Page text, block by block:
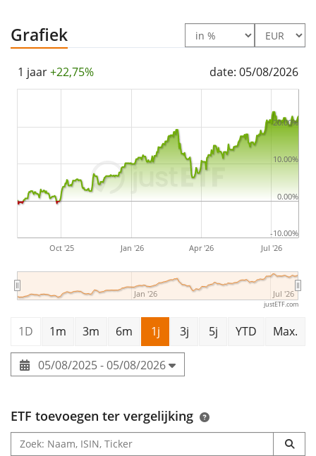
full replication(buying all the
index constituents). The dividends in the ETF are
The UBS SPI® ESG ETF CHF acc is a very large ETF with
. The ETF was
launched on 23 februari 2021and is
domiciled in
Grafiek
1 jaar+22,75% date: 05/08/2026
Oct '25 Jan '26 Apr '26 Jul '26
Jan '26 Jul '26
-10.00%
0.00%
10.00%
20.00%
justETF.com
1D 1m 3m 6m 1j 3j 5j YTD Max.
05/08/2025 - 05/08/2026
ETF toevoegen ter vergelijking